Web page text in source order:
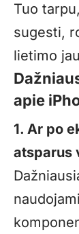
Tuo
sugesti,
lietimo
apie
1. Ar po
atsparus